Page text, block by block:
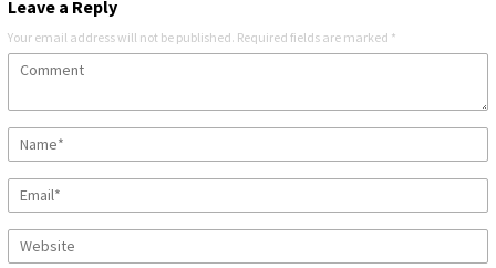
Leave a Reply
Your email address will not be published. Required fields are marked *